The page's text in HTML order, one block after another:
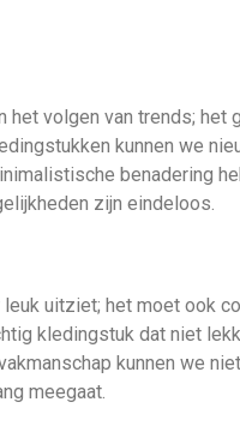
het volgen van trends;
kunnen we
benadering
zijn eindeloos.
uitziet; het moet ook
kledingstuk dat niet
kunnen we
meegaat.